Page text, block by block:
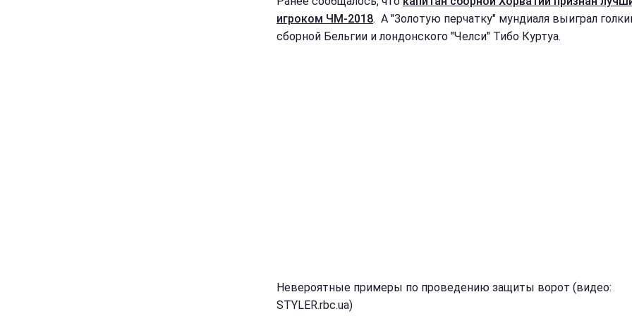
игроком ЧМ-2018. А "Золотую перчатку" мундиаля выиграл
сборной Бельгии и лондонского "Челси" Тибо Куртуа.
Невероятные примеры по проведению защиты ворот (видео:
STYLER.rbc.ua)